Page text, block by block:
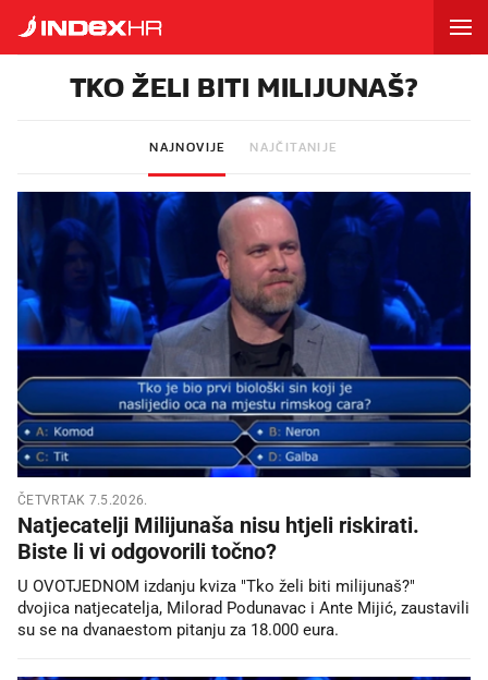
TKO ŽELI BITI MILIJUNAŠ?
NAJNOVIJE NAJČITANIJE
ČETVRTAK 7.5.2026.
Natjecatelji Milijunaša nisu htjeli riskirati.
Biste li vi odgovorili točno?
U OVOTJEDNOM izdanju kviza "Tko želi biti milijunaš?"
dvojica natjecatelja, Milorad Podunavac i Ante Mijić, zaustavili
su se na dvanaestom pitanju za 18.000 eura.